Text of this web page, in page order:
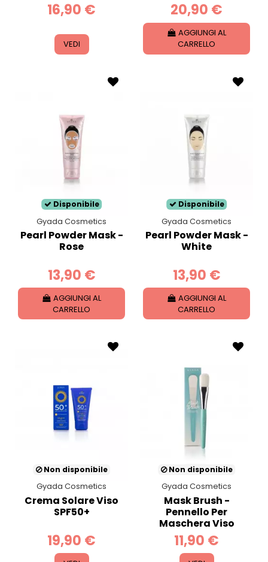
16,90 €
VEDI
20,90 €
AGGIUNGI AL
CARRELLO
Disponibile
Gyada Cosmetics
Pearl Powder Mask -
Rose
13,90 €
AGGIUNGI AL
CARRELLO
Disponibile
Gyada Cosmetics
Pearl Powder Mask -
White
13,90 €
AGGIUNGI AL
CARRELLO
Non disponibile
Gyada Cosmetics
Crema Solare Viso
SPF50+
19,90 €
Non disponibile
Gyada Cosmetics
Mask Brush -
Pennello Per
Maschera Viso
11,90 €